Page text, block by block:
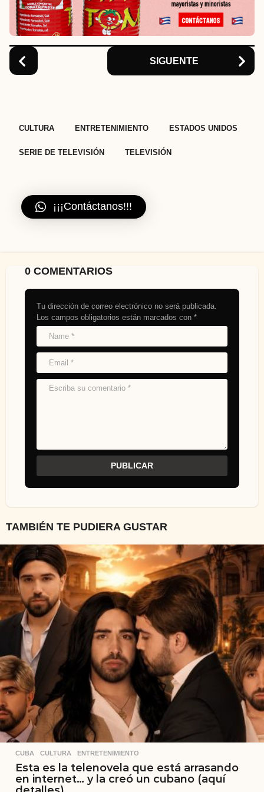
o
n
SIGUENTE
CULTURA ENTRETENIMIENTO ESTADOS UNIDOS
SERIE DE TELEVISIÓN TELEVISIÓN
¡¡¡Contáctanos!!!
0 COMENTARIOS
Tu dirección de correo electrónico no será publicada.
Los campos obligatorios están marcados con *
TAMBIÉN TE PUDIERA GUSTAR
CUBA ,CULTURA ,ENTRETENIMIENTO
Esta es la telenovela que está arrasando
en internet… y la creó un cubano (aquí